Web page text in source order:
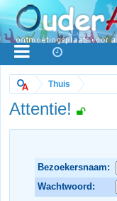
Thuis
Attentie!
Bezoekersnaam:
Wachtwoord: